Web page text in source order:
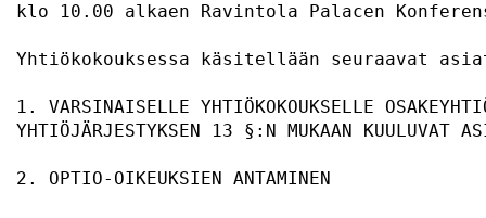
klo 10.00 alkaen Ravintola Palacen
Yhtiökokouksessa
1. VARSINAISELLE
YHTIÖJÄRJESTYKSEN 13 §:N
2. OPTIO-